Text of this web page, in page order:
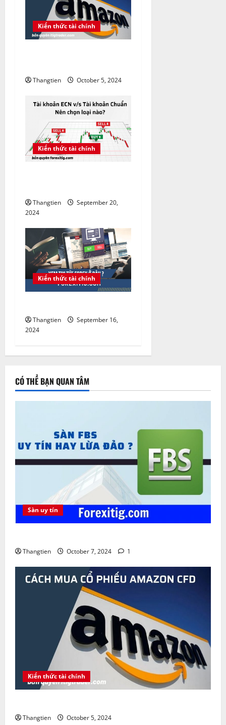
Kiến thức tài chính
Thangtien October 5, 2024
Kiến thức tài chính
Thangtien
September 20,
2024
Kiến thức tài chính
Thangtien
September 16,
2024
CÓ THỂ BẠN QUAN TÂM
Sàn uy tín
Thangtien October 7, 2024 1
Kiến thức tài chính
Thangtien October 5, 2024